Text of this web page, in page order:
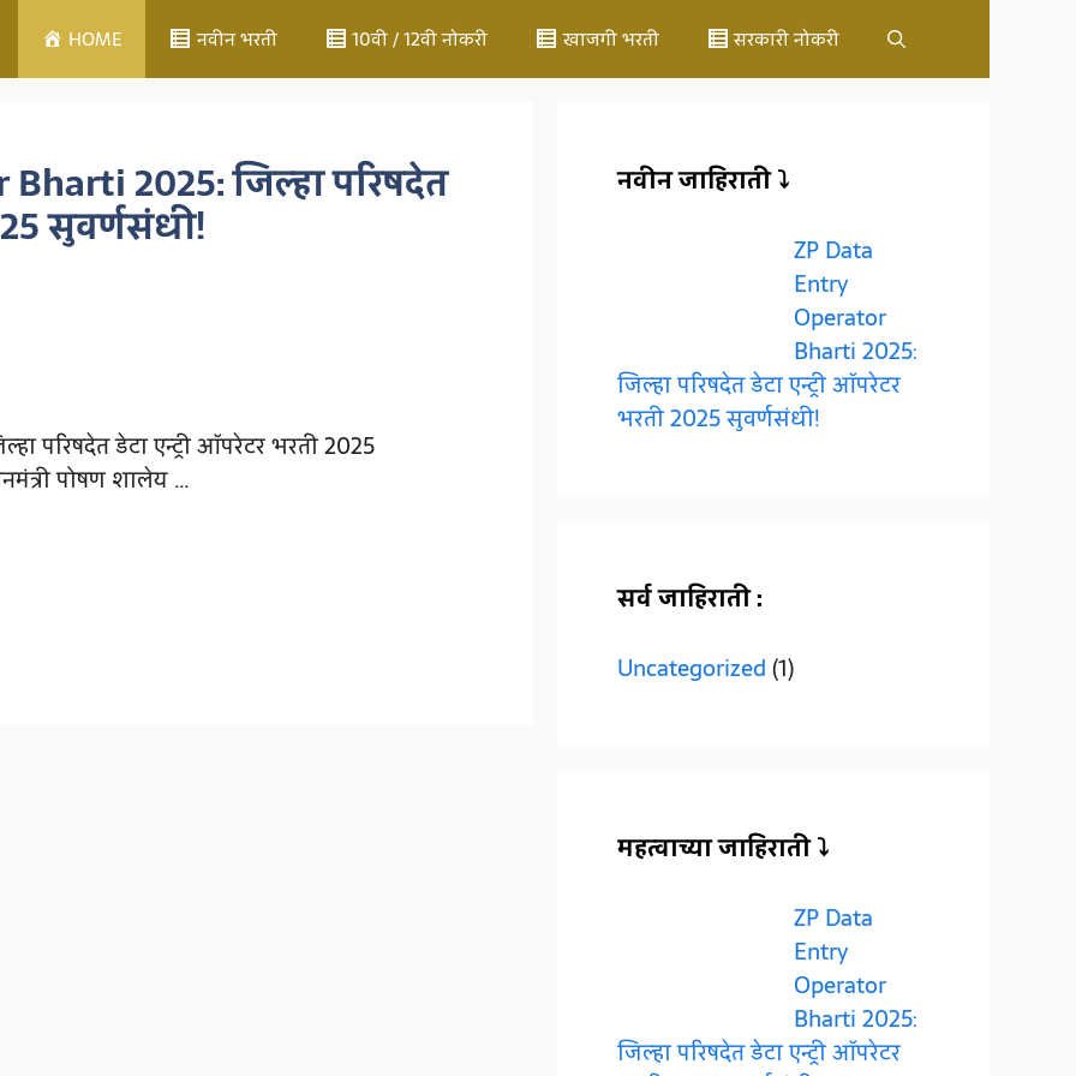
HOME नवीन भरती 10वी / 12वी नोकरी खाजगी भरती सरकारी नोकरी
2025: जिल्हा परिषदेत
सुवर्णसंधी!
परिषदेत डेटा एन्ट्री ऑपरेटर भरती 2025
पोषण शालेय …
नवीन जाहिराती ⤵️
ZP Data
Entry
Operator
Bharti 2025:
जिल्हा परिषदेत डेटा एन्ट्री ऑपरेटर
भरती 2025 सुवर्णसंधी!
सर्व जाहिराती :
Uncategorized(1)
महत्वाच्या जाहिराती ⤵️
ZP Data
Entry
Operator
Bharti 2025:
जिल्हा परिषदेत डेटा एन्ट्री ऑपरेटर